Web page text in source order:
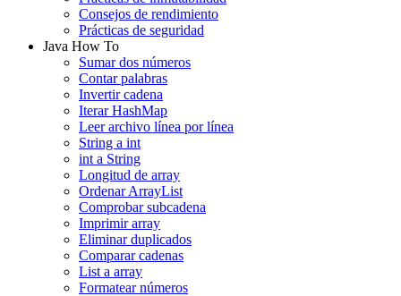
Consejos de rendimiento
Prácticas de seguridad
Java How To
Sumar dos números
Contar palabras
Invertir cadena
Iterar HashMap
Leer archivo línea por línea
String a int
int a String
Longitud de array
Ordenar ArrayList
Comprobar subcadena
Imprimir array
Eliminar duplicados
Comparar cadenas
List a array
Formatear números